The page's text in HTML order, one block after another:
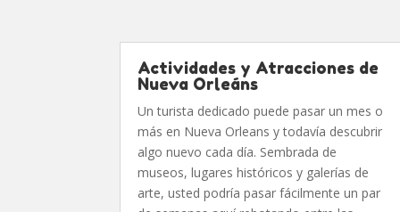
Actividades y Atracciones de
Nueva Orleáns
Un turista dedicado puede pasar un mes o
más en Nueva Orleans y todavía descubrir
algo nuevo cada día. Sembrada de
museos, lugares históricos y galerías de
arte, usted podría pasar fácilmente un par